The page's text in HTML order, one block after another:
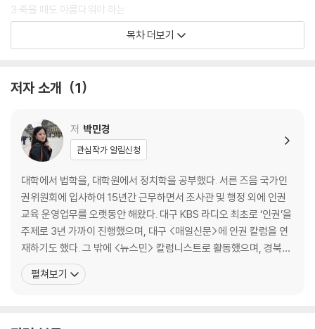
3 죽을 때도 아름다워야 하는
[궁금해요] 항공사 승무원 복장 규정 국가인권위원회 진정 사건 | 여성의
5 성냥팔이 소녀의 죽음
6 유리 천장을 깨뜨려라
[궁금해요] 루스 베이더 긴즈버그 | 유리 천장
제2부 노동
1 그는 휴가 중이야
[궁금해요] 〈동아일보〉 백지 사태 | 휴식권
2 인권의 역사, 투쟁의 역사
[궁금해요] 전태일과 〈근로기준법〉 | 노동3권
3 라면 같은 젊음은 그만
목차 더보기
저자 소개 1
저 박민경
관심작가 알림신청
대학에서 법학을, 대학원에서 정치학을 공부했다. 서른 즈음 국가인
권위원회에 입사하여 15년간 근무하면서 조사관 및 행정 외에 인권
교육 운영업무를 오랫동안 해왔다. 대구 KBS 라디오 최초로 ‘인권’을
주제로 3년 가까이 진행했으며, 대구 <매일신문>에 인권 칼럼을 연
재하기도 했다. 그 밖에 <뉴스민> 칼럼니스트로 활동했으며, 경북대
인권센터 인권위원, 한국수력원자력(주)의 인권경영위원 등을 두루
거치면서 인권이라는 개념을 쉽고 재미있게 알리는 데 노력해왔다. 2
펼쳐보기